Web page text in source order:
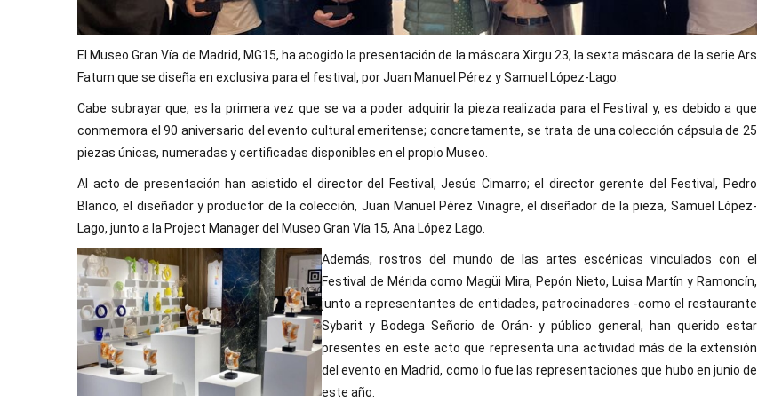
El Museo Gran Vía de Madrid, MG15, ha acogido la presentación de la máscara Xirgu 23, la sexta máscara de la serie Ars
Fatum que se diseña en exclusiva para el festival, por Juan Manuel Pérez y Samuel López-Lago.
Cabe subrayar que, es la primera vez que se va a poder adquirir la pieza realizada para el Festival y, es debido a que
conmemora el 90 aniversario del evento cultural emeritense; concretamente, se trata de una colección cápsula de 25
piezas únicas, numeradas y certificadas disponibles en el propio Museo.
Al acto de presentación han asistido el director del Festival, Jesús Cimarro; el director gerente del Festival, Pedro
Blanco, el diseñador y productor de la colección, Juan Manuel Pérez Vinagre, el diseñador de la pieza, Samuel López-
Lago, junto a la Project Manager del Museo Gran Vía 15, Ana López Lago.
Además, rostros del mundo de las artes escénicas vinculados con el
Festival de Mérida como Magüi Mira, Pepón Nieto, Luisa Martín y Ramoncín,
junto a representantes de entidades, patrocinadores -como el restaurante
Sybarit y Bodega Señorio de Orán- y público general, han querido estar
presentes en este acto que representa una actividad más de la extensión
del evento en Madrid, como lo fue las representaciones que hubo en junio de
este año.